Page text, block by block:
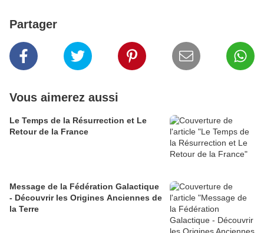
Partager
Vous aimerez aussi
Le Temps de la Résurrection et Le
Retour de la France
Message de la Fédération Galactique
- Découvrir les Origines Anciennes de
la Terre